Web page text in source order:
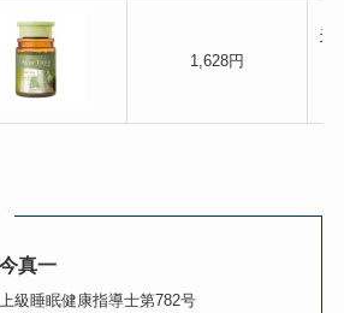
1,628円
天
今真一
上級睡眠健康指導士第782号